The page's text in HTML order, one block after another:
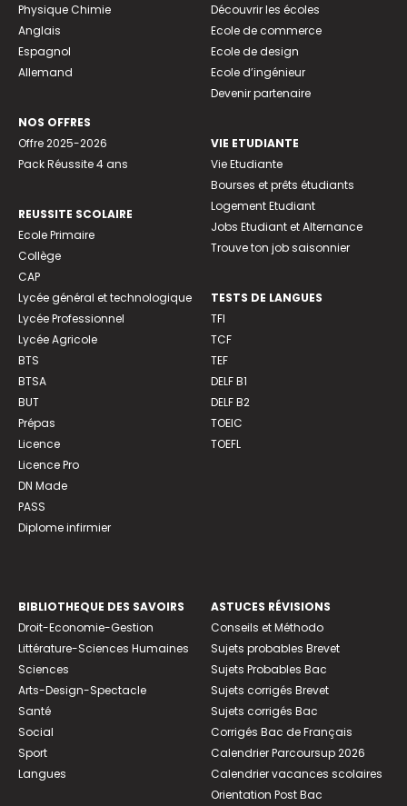
Physique Chimie
Anglais
Espagnol
Allemand
NOS OFFRES
Offre 2025-2026
Pack Réussite 4 ans
REUSSITE SCOLAIRE
Ecole Primaire
Collège
CAP
Lycée général et technologique
Lycée Professionnel
Lycée Agricole
BTS
BTSA
BUT
Prépas
Licence
Licence Pro
DN Made
PASS
Diplome infirmier
Découvrir les écoles
Ecole de commerce
Ecole de design
Ecole d’ingénieur
Devenir partenaire
VIE ETUDIANTE
Vie Etudiante
Bourses et prêts étudiants
Logement Etudiant
Jobs Etudiant et Alternance
Trouve ton job saisonnier
TESTS DE LANGUES
TFI
TCF
TEF
DELF B1
DELF B2
TOEIC
TOEFL
BIBLIOTHEQUE DES SAVOIRS
Droit-Economie-Gestion
Littérature-Sciences Humaines
Sciences
Arts-Design-Spectacle
Santé
Social
Sport
Langues
ASTUCES RÉVISIONS
Conseils et Méthodo
Sujets probables Brevet
Sujets Probables Bac
Sujets corrigés Brevet
Sujets corrigés Bac
Corrigés Bac de Français
Calendrier Parcoursup 2026
Calendrier vacances scolaires
Orientation Post Bac